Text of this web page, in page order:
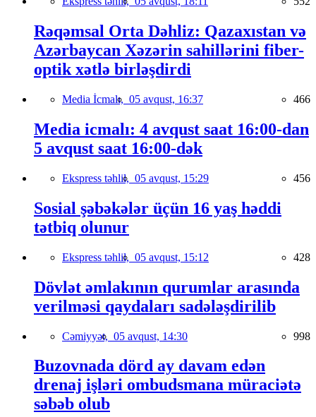
Rəqəmsal Orta Dəhliz: Qazaxıstan və
Azərbaycan Xəzərin sahillərini fiber-
optik xətlə birləşdirdi
Media İcmalı, 05 avqust, 16:37 466
Media icmalı: 4 avqust saat 16:00-dan
5 avqust saat 16:00-dək
Ekspress təhlil, 05 avqust, 15:29 456
Sosial şəbəkələr üçün 16 yaş həddi
tətbiq olunur
Ekspress təhlil, 05 avqust, 15:12 428
Dövlət əmlakının qurumlar arasında
verilməsi qaydaları sadələşdirilib
Cəmiyyət, 05 avqust, 14:30 998
Buzovnada dörd ay davam edən
drenaj işləri ombudsmana müraciətə
səbəb olub